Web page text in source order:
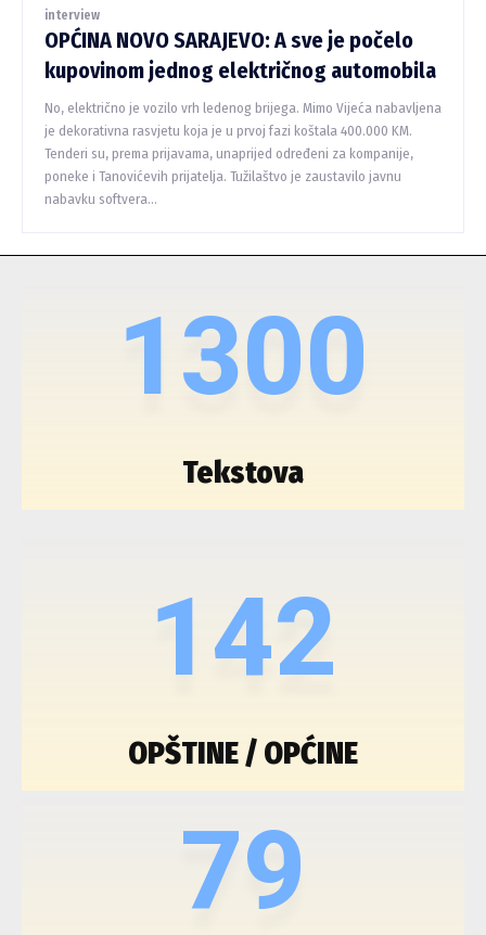
interview
OPĆINA NOVO SARAJEVO: A sve je počelo
kupovinom jednog električnog automobila
No, električno je vozilo vrh ledenog brijega. Mimo Vijeća nabavljena
je dekorativna rasvjetu koja je u prvoj fazi koštala 400.000 KM.
Tenderi su, prema prijavama, unaprijed određeni za kompanije,
poneke i Tanovićevih prijatelja. Tužilaštvo je zaustavilo javnu
nabavku softvera...
1300
Tekstova
142
OPŠTINE / OPĆINE
79